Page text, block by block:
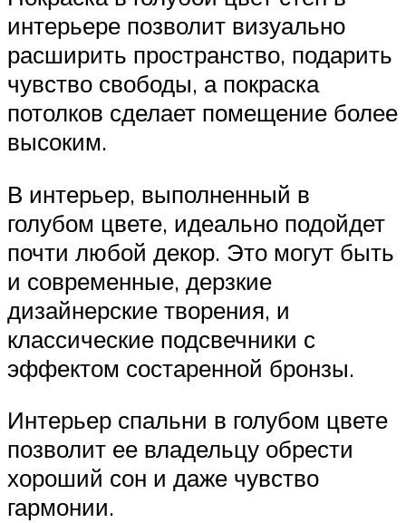
интерьере позволит визуально
расширить пространство, подарить
чувство свободы, а покраска
потолков сделает помещение более
высоким.
В интерьер, выполненный в
голубом цвете, идеально подойдет
почти любой декор. Это могут быть
и современные, дерзкие
дизайнерские творения, и
классические подсвечники с
эффектом состаренной бронзы.
Интерьер спальни в голубом цвете
позволит ее владельцу обрести
хороший сон и даже чувство
гармонии.